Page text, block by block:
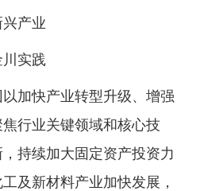
产业
实践
加快产业转型升级、增强
行业关键领域和核心技
持续加大固定资产投资力
及新材料产业加快发展，